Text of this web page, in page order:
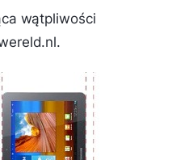
wątpliwości